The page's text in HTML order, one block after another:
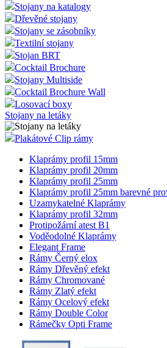
Stojany na katalogy
Dřevěné stojany
Stojany se zásobníky
Textilní stojany
Stojan BRT
Cocktail Brochure
Stojany Multiside
Cocktail Brochure Wall
Losovací boxy
Stojany na letáky
Plakátové Clip rámy
Klaprámy profil 15mm
Klaprámy profil 20mm
Klaprámy profil 25mm
Klaprámy profil 25mm barevné
Uzamykatelné Klaprámy
Klaprámy profil 32mm
Protipožární atest B1
Voděodolné Klaprámy
Elegant Frame
Rámy Černý elox
Rámy Dřevěný efekt
Rámy Chromované
Rámy Zlatý efekt
Rámy Ocelový efekt
Rámy Double Color
Rámečky Opti Frame